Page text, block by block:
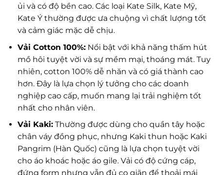
ủi và có độ bền cao. Các loại Kate Silk, Kate Mỹ,
Kate Ý thường được ưa chuộng vì chất lượng tốt
và cảm giác mặc dễ chịu.
Vải Cotton 100%:Nổi bật với khả năng thấm hút
mồ hôi tuyệt vời và sự mềm mại, thoáng mát. Tuy
nhiên, cotton 100% dễ nhăn và có giá thành cao
hơn. Đây là lựa chọn lý tưởng cho các doanh
nghiệp cao cấp, muốn mang lại trải nghiệm tốt
nhất cho nhân viên.
Vải Kaki:Thường được dùng cho quần tây hoặc
chân váy đồng phục, nhưng Kaki thun hoặc Kaki
Pangrim (Hàn Quốc) cũng là lựa chọn tuyệt vời
cho áo khoác hoặc áo gile. Vải có độ cứng cáp,
đứng form nhưng vẫn đủ co giãn để thoải mái